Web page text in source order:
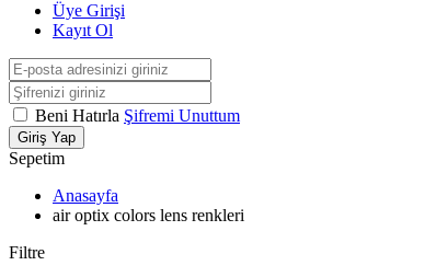
Üye Girişi
Kayıt Ol
Beni Hatırla Şifremi Unuttum
Giriş Yap
Sepetim
Anasayfa
air optix colors lens renkleri
Filtre